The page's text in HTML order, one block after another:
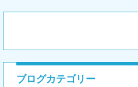
ブログカテゴリー